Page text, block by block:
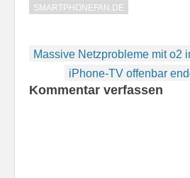
verfügbaren Internet-
Mac ist nicht
hatte gar nicht
nachgefragt, ob…
SMARTPHONEFAN.DE
Beitragsnavigation
Massive Netzprobleme mit o2
iPhone-TV offenbar
Kommentar verfassen